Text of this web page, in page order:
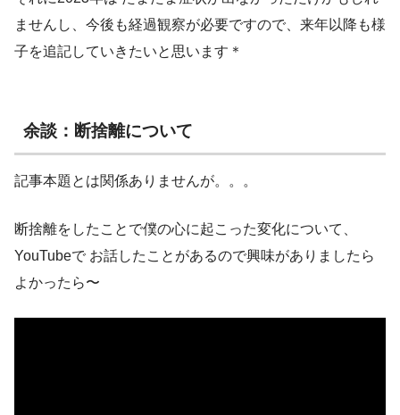
ませんし、今後も経過観察が必要ですので、来年以降も様
子を追記していきたいと思います＊
余談：断捨離について
記事本題とは関係ありませんが。。。
断捨離をしたことで僕の心に起こった変化について、
YouTubeで お話したことがあるので興味がありましたら
よかったら〜